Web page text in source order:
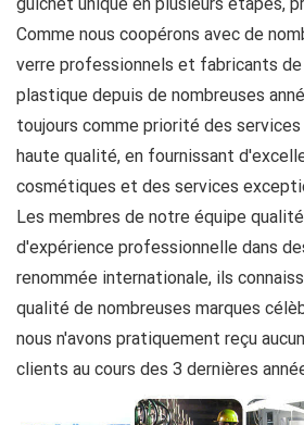
Comme nous coopérons avec de
verre professionnels et fabricants
plastique depuis de nombreuses
toujours comme priorité des
haute qualité, en fournissant
cosmétiques et des services
Les membres de notre équipe
d'expérience professionnelle dans
renommée internationale, ils
qualité de nombreuses marques
nous n'avons pratiquement reçu
clients au cours des 3 dernières